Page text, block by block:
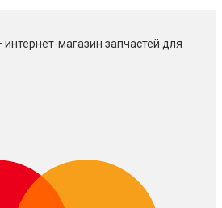
магазин запчастей для